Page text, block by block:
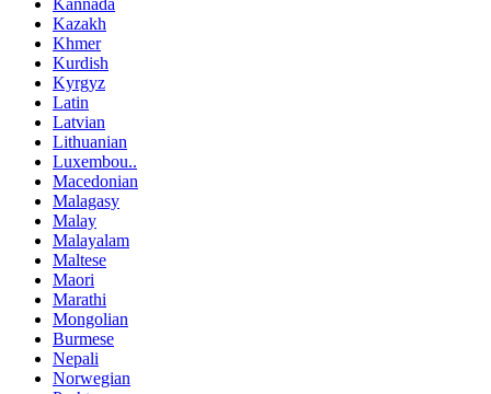
Kannada
Kazakh
Khmer
Kurdish
Kyrgyz
Latin
Latvian
Lithuanian
Luxembou..
Macedonian
Malagasy
Malay
Malayalam
Maltese
Maori
Marathi
Mongolian
Burmese
Nepali
Norwegian